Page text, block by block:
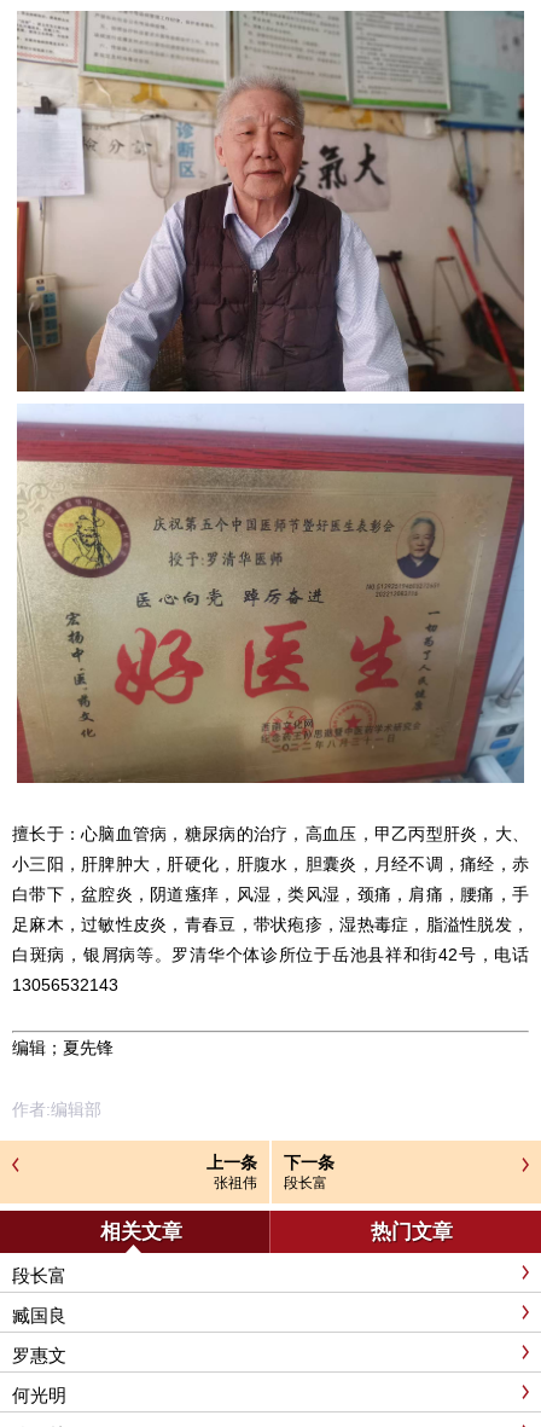
擅长于：心脑血管病，糖尿病的治疗，高血压，甲乙丙型肝炎，大、
小三阳，肝脾肿大，肝硬化，肝腹水，胆囊炎，月经不调，痛经，赤
白带下，盆腔炎，阴道瘙痒，风湿，类风湿，颈痛，肩痛，腰痛，手
足麻木，过敏性皮炎，青春豆，带状疱疹，湿热毒症，脂溢性脱发，
白斑病，银屑病等。罗清华个体诊所位于岳池县祥和街42号，电话
13056532143
编辑；夏先锋
作者:编辑部
上一条
张祖伟
下一条
段长富
相关文章 热门文章
段长富
臧国良
罗惠文
何光明